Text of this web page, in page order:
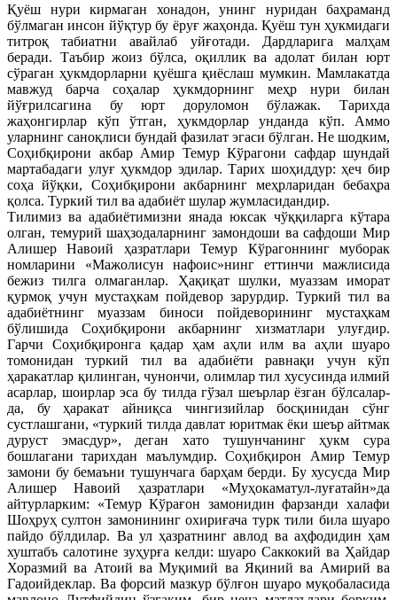
Қуёш нури кирмаган хонадон, унинг нуридан баҳраманд
бўлмаган инсон йўқтур бу ёруғ жаҳонда. Қуёш тун ҳукмидаги
титроқ табиатни авайлаб уйғотади. Дардларига малҳам
беради. Таъбир жоиз бўлса, оқиллик ва адолат билан юрт
сўраган ҳукмдорларни қуёшга қиёслаш мумкин. Мамлакатда
мавжуд барча соҳалар ҳукмдорнинг меҳр нури билан
йўғрилсагина бу юрт доруломон бўлажак. Тарихда
жаҳонгирлар кўп ўтган, ҳукмдорлар унданда кўп. Аммо
уларнинг саноқлиси бундай фазилат эгаси бўлган. Не шодким,
Соҳибқирони акбар Амир Темур Кўрагони сафдар шундай
мартабадаги улуғ ҳукмдор эдилар. Тарих шоҳиддур: ҳеч бир
соҳа йўқки, Соҳибқирони акбарнинг меҳрларидан бебаҳра
қолса. Туркий тил ва адабиёт шулар жумласидандир.
Тилимиз ва адабиётимизни янада юксак чўққиларга кўтара
олган, темурий шаҳзодаларнинг замондоши ва сафдоши Мир
Алишер Навоий ҳазратлари Темур Кўрагоннинг муборак
номларини «Мажолисун нафоис»нинг еттинчи мажлисида
бежиз тилга олмаганлар. Ҳақиқат шулки, муаззам иморат
қурмоқ учун мустаҳкам пойдевор зарурдир. Туркий тил ва
адабиётнинг муаззам биноси пойдеворининг мустаҳкам
бўлишида Соҳибқирони акбарнинг хизматлари улуғдир.
Гарчи Соҳибқиронга қадар ҳам аҳли илм ва аҳли шуаро
томонидан туркий тил ва адабиёти равнақи учун кўп
ҳаракатлар қилинган, чунончи, олимлар тил хусусинда илмий
асарлар, шоирлар эса бу тилда гўзал шеърлар ёзган бўлсалар-
да, бу ҳаракат айниқса чингизийлар босқинидан сўнг
сустлашгани, «туркий тилда давлат юритмак ёки шеър айтмак
дуруст эмасдур», деган хато тушунчанинг ҳукм сура
бошлагани тарихдан маълумдир. Соҳибқирон Амир Темур
замони бу бемаъни тушунчага барҳам берди. Бу хусусда Мир
Алишер Навоий ҳазратлари «Муҳокаматул-луғатайн»да
айтурларким: «Темур Кўрағон замонидин фарзанди халафи
Шоҳруҳ султон замонининг охириғача турк тили била шуаро
пайдо бўлдилар. Ва ул ҳазратнинг авлод ва аҳфодидин ҳам
хуштабъ салотине зуҳурға келди: шуаро Саккокий ва Ҳайдар
Хоразмий ва Атоий ва Муқимий ва Яқиний ва Амирий ва
Гадоийдеклар. Ва форсий мазкур бўлғон шуаро муқобаласида